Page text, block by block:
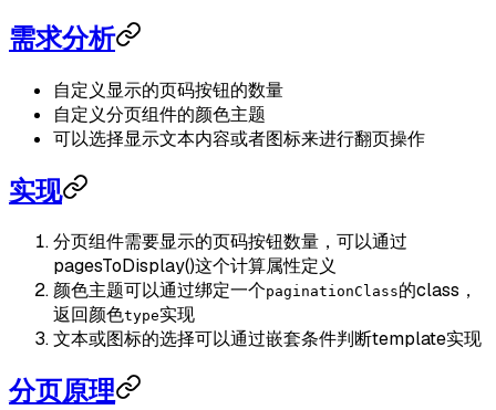
需求分析
自定义显示的页码按钮的数量
自定义分页组件的颜色主题
可以选择显示文本内容或者图标来进行翻页操作
实现
分页组件需要显示的页码按钮数量，可以通过
pagesToDisplay()这个计算属性定义
颜色主题可以通过绑定一个paginationClass的class，
返回颜色type实现
文本或图标的选择可以通过嵌套条件判断template实现
分页原理